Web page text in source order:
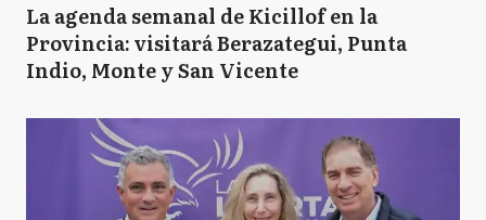
La agenda semanal de Kicillof en la
Provincia: visitará Berazategui, Punta
Indio, Monte y San Vicente